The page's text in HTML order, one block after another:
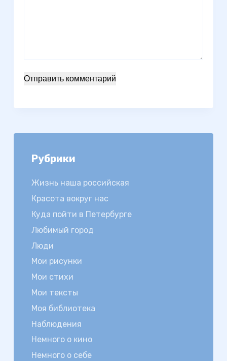
Отправить комментарий
Рубрики
Жизнь наша российская
Красота вокруг нас
Куда пойти в Петербурге
Любимый город
Люди
Мои рисунки
Мои стихи
Мои тексты
Моя библиотека
Наблюдения
Немного о кино
Немного о себе